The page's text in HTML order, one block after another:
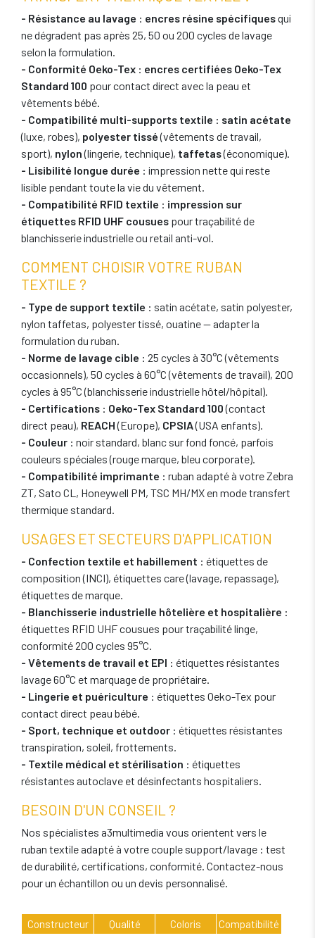
- Résistance au lavage : encres résine spécifiquesqui
ne dégradent pas après 25, 50 ou 200 cycles de lavage
selon la formulation.
- Conformité Oeko-Tex : encres certifiées Oeko-Tex
Standard 100 pour contact direct avec la peau et
vêtements bébé.
- Compatibilité multi-supports textile : satin acétate
(luxe, robes), polyester tissé(vêtements de travail,
sport), nylon(lingerie, technique), taffetas(économique).
- Lisibilité longue durée : impression nette qui reste
lisible pendant toute la vie du vêtement.
- Compatibilité RFID textile : impression sur
étiquettes RFID UHF cousues pour traçabilité de
blanchisserie industrielle ou retail anti-vol.
COMMENT CHOISIR VOTRE RUBAN
TEXTILE ?
- Type de support textile : satin acétate, satin polyester,
nylon taffetas, polyester tissé, ouatine — adapter la
formulation du ruban.
- Norme de lavage cible : 25 cycles à 30°C (vêtements
occasionnels), 50 cycles à 60°C (vêtements de travail), 200
cycles à 95°C (blanchisserie industrielle hôtel/hôpital).
- Certifications : Oeko-Tex Standard 100(contact
direct peau), REACH(Europe), CPSIA(USA enfants).
- Couleur : noir standard, blanc sur fond foncé, parfois
couleurs spéciales (rouge marque, bleu corporate).
- Compatibilité imprimante : ruban adapté à votre Zebra
ZT, Sato CL, Honeywell PM, TSC MH/MX en mode transfert
thermique standard.
USAGES ET SECTEURS D'APPLICATION
- Confection textile et habillement : étiquettes de
composition (INCI), étiquettes care (lavage, repassage),
étiquettes de marque.
- Blanchisserie industrielle hôtelière et hospitalière :
étiquettes RFID UHF cousues pour traçabilité linge,
conformité 200 cycles 95°C.
- Vêtements de travail et EPI : étiquettes résistantes
lavage 60°C et marquage de propriétaire.
- Lingerie et puériculture : étiquettes Oeko-Tex pour
contact direct peau bébé.
- Sport, technique et outdoor : étiquettes résistantes
transpiration, soleil, frottements.
- Textile médical et stérilisation : étiquettes
résistantes autoclave et désinfectants hospitaliers.
BESOIN D'UN CONSEIL ?
Nos spécialistes a3multimedia vous orientent vers le
ruban textile adapté à votre couple support/lavage : test
de durabilité, certifications, conformité. Contactez-nous
pour un échantillon ou un devis personnalisé.
Constructeur Qualité Coloris Compatibilité